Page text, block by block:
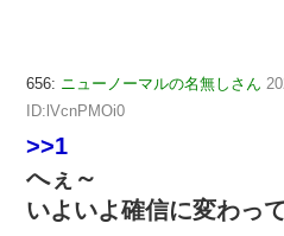
656: ニューノーマルの名無しさん
ID:lVcnPMOi0
>>1
へぇ～
いよいよ確信に変わっ